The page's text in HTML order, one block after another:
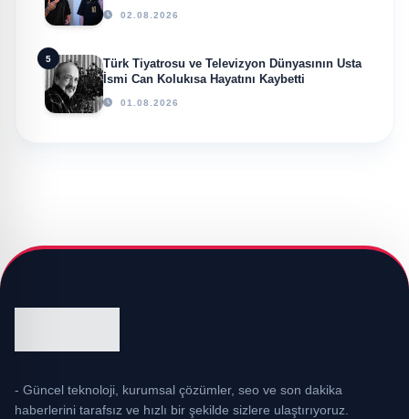
02.08.2026
5
Türk Tiyatrosu ve Televizyon Dünyasının Usta
İsmi Can Kolukısa Hayatını Kaybetti
01.08.2026
- Güncel teknoloji, kurumsal çözümler, seo ve son dakika
haberlerini tarafsız ve hızlı bir şekilde sizlere ulaştırıyoruz.